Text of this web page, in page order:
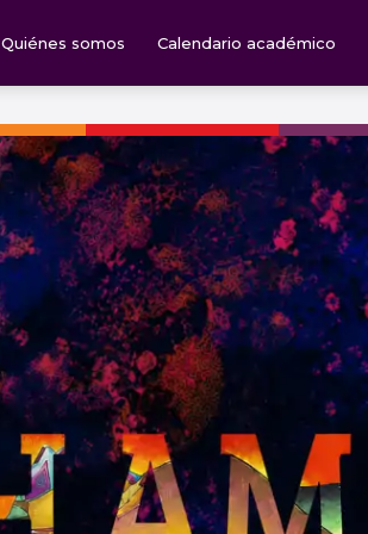
Quiénes somos Calendario académico